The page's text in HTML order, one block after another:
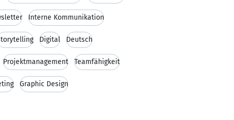
Interne Kommunikation
Digital Deutsch
Projektmanagement Teamfähigkeit
Graphic Design